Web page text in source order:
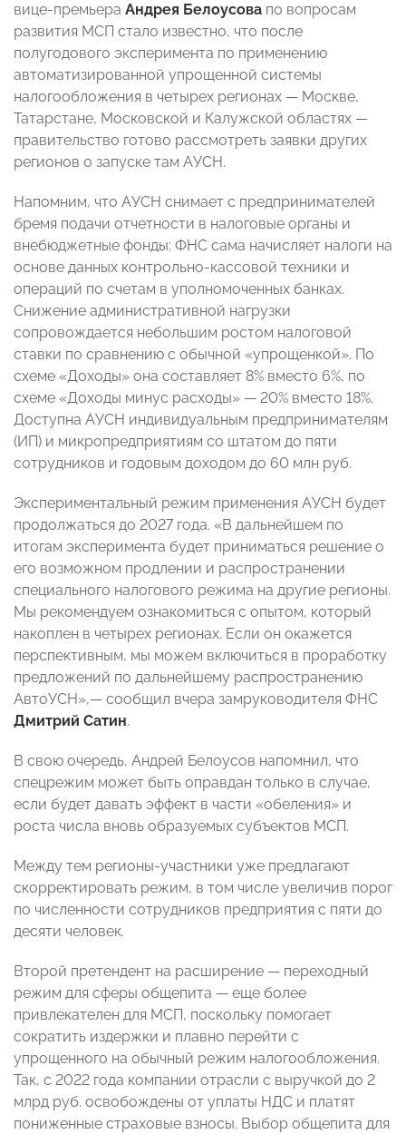
вице-премьера Андрея Белоусова по вопросам
развития МСП стало известно, что после
полугодового эксперимента по применению
автоматизированной упрощенной системы
налогообложения в четырех регионах — Москве,
Татарстане, Московской и Калужской областях —
правительство готово рассмотреть заявки других
регионов о запуске там АУСН.
Напомним, что АУСН снимает с предпринимателей
бремя подачи отчетности в налоговые органы и
внебюджетные фонды: ФНС сама начисляет налоги на
основе данных контрольно-кассовой техники и
операций по счетам в уполномоченных банках.
Снижение административной нагрузки
сопровождается небольшим ростом налоговой
ставки по сравнению с обычной «упрощенкой». По
схеме «Доходы» она составляет 8% вместо 6%, по
схеме «Доходы минус расходы» — 20% вместо 18%.
Доступна АУСН индивидуальным предпринимателям
(ИП) и микропредприятиям со штатом до пяти
сотрудников и годовым доходом до 60 млн руб.
Экспериментальный режим применения АУСН будет
продолжаться до 2027 года. «В дальнейшем по
итогам эксперимента будет приниматься решение о
его возможном продлении и распространении
специального налогового режима на другие регионы.
Мы рекомендуем ознакомиться с опытом, который
накоплен в четырех регионах. Если он окажется
перспективным, мы можем включиться в проработку
предложений по дальнейшему распространению
АвтоУСН»,— сообщил вчера замруководителя ФНС
Дмитрий Сатин.
В свою очередь, Андрей Белоусов напомнил, что
спецрежим может быть оправдан только в случае,
если будет давать эффект в части «обеления» и
роста числа вновь образуемых субъектов МСП.
Между тем регионы-участники уже предлагают
скорректировать режим, в том числе увеличив порог
по численности сотрудников предприятия с пяти до
десяти человек.
Второй претендент на расширение — переходный
режим для сферы общепита — еще более
привлекателен для МСП, поскольку помогает
сократить издержки и плавно перейти с
упрощенного на обычный режим налогообложения.
Так, с 2022 года компании отрасли с выручкой до 2
млрд руб. освобождены от уплаты НДС и платят
пониженные страховые взносы. Выбор общепита для